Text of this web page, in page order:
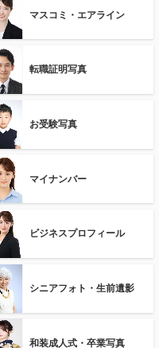
マスコミ・エアライン
転職証明写真
お受験写真
マイナンバー
ビジネスプロフィール
シニアフォト・生前遺影
和装成人式・卒業写真